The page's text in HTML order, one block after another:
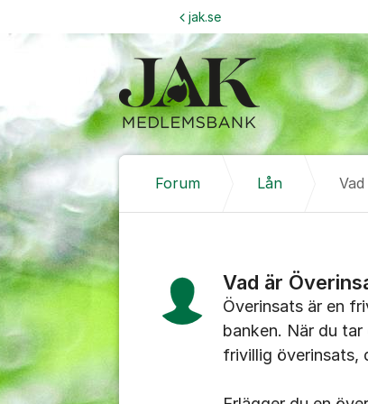
jak.se
Forum Lån
Vad är
Överinsats är en
banken. När du
frivillig överinsats,